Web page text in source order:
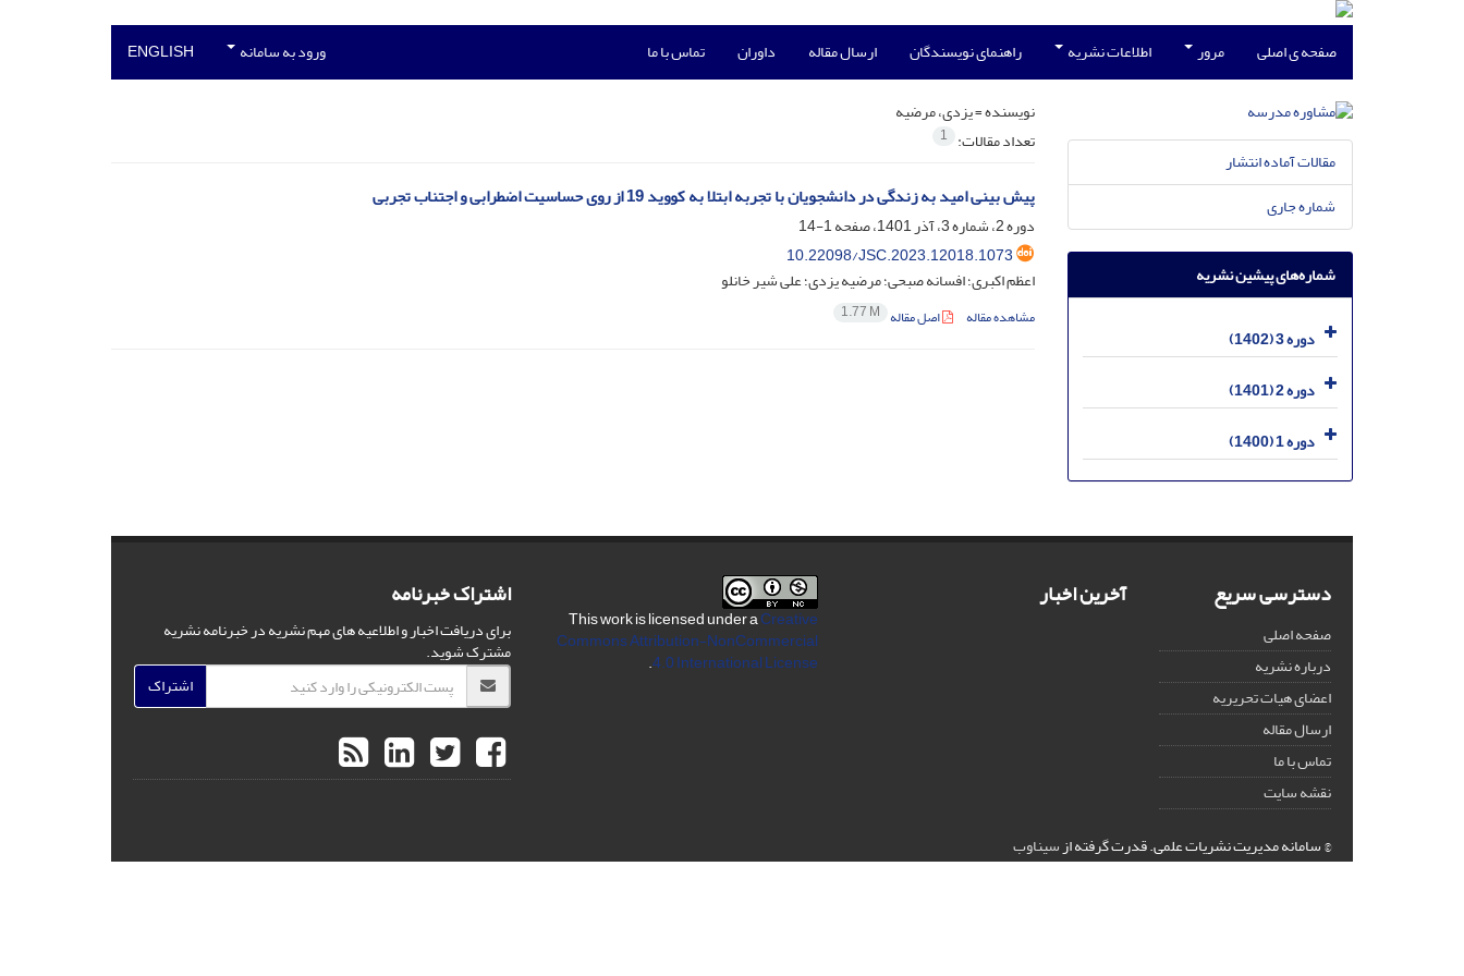
صفحه ی اصلی مرور اطلاعات نشریه راهنمای نویسندگان ارسال مقاله داوران تماس با ما ورود به سامانه ENGLISH
نویسنده =یزدی، مرضیه
تعداد مقالات: 1
پیش بینی امید به زندگی در دانشجویان با تجربه ابتلا به کووید 19 از روی حساسیت اضطرابی و اجتناب تجربی
دوره 2، شماره 3، آذر 1401، صفحه
1-14
10.22098/JSC.2023.12018.1073
اعظم اکبری؛ افسانه صبحی؛ مرضیه یزدی؛ علی شیر خانلو
مشاهده مقاله اصل مقاله 1.77 M
مقالات آماده انتشار
شماره جاری
شماره‌های پیشین نشریه
دوره 3 (1402)
دوره 2 (1401)
دوره 1 (1400)
دسترسی سریع
صفحه اصلی
درباره نشریه
اعضای هیات تحریریه
ارسال مقاله
تماس با ما
نقشه سایت
آخرین اخبار
This work is licensed under aCreative
Commons Attribution-NonCommercial
4.0 International License
.
اشتراک خبرنامه
برای دریافت اخبار و اطلاعیه های مهم نشریه در خبرنامه نشریه
مشترک شوید.
اشتراک
© سامانه مدیریت نشریات علمی.قدرت گرفته ازسیناوب